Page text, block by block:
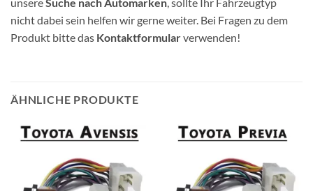
unsereSuche nach Automarken, sollte Ihr Fahrzeugtyp
nicht dabei sein helfen wir gerne weiter. Bei Fragen zu dem
Produkt bitte das Kontaktformularverwenden!
ÄHNLICHE PRODUKTE